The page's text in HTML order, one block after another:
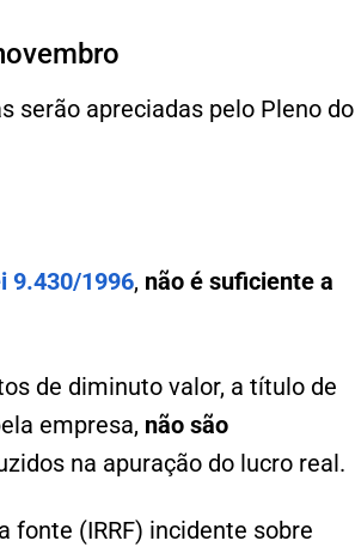
serão apreciadas pelo Pleno do
9.430/1996, não é suficiente a
de diminuto valor, a título de
empresa, não são
na apuração do lucro real.
fonte (IRRF) incidente sobre